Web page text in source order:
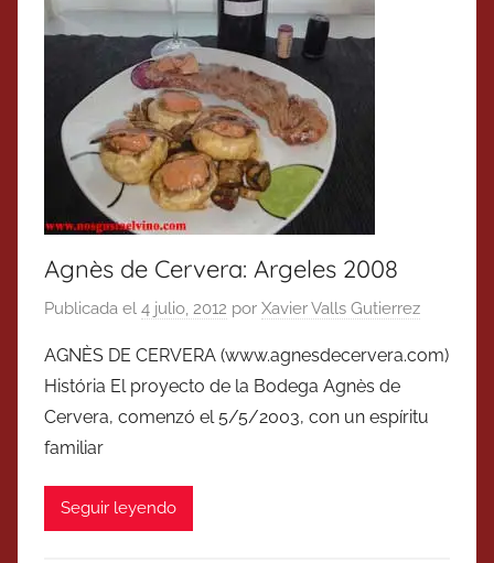
Agnès de Cervera: Argeles 2008
Publicada el 4 julio, 2012 por Xavier Valls Gutierrez
AGNÈS DE CERVERA (www.agnesdecervera.com)
História El proyecto de la Bodega Agnès de
Cervera, comenzó el 5/5/2003, con un espíritu
familiar
Seguir leyendo